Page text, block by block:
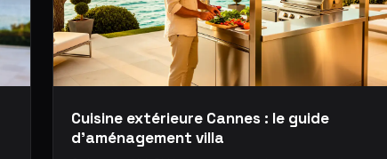
Cuisine extérieure Cannes : le guide
d'aménagement villa